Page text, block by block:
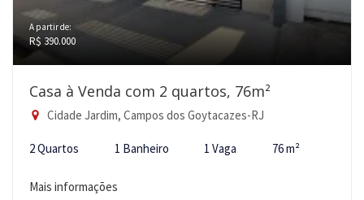
A partir de:
R$ 390.000
Casa à Venda com 2 quartos, 76m²
Cidade Jardim, Campos dos Goytacazes-RJ
2 Quartos 1 Banheiro 1 Vaga 76 m²
Mais informações